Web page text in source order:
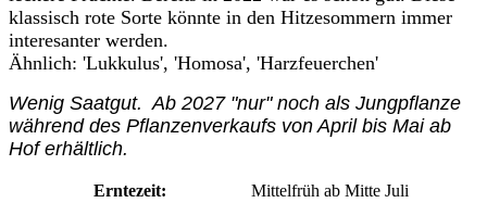
klassisch rote Sorte könnte in den Hitzesommern immer
interesanter werden.
Ähnlich: 'Lukkulus', 'Homosa', 'Harzfeuerchen'
Wenig Saatgut. Ab 2027 "nur" noch als Jungpflanze
während des Pflanzenverkaufs von April bis Mai ab
Hof erhältlich.
Erntezeit:
Mittelfrüh ab Mitte Juli